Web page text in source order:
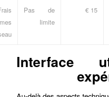
15 €
Pas de
limite
Interface